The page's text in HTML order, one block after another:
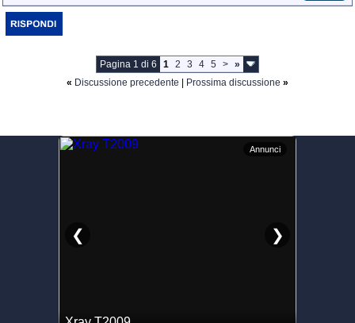
Pagina 1 di 6 1 2 3 4 5 > »
« Discussione precedente Prossima discussione »